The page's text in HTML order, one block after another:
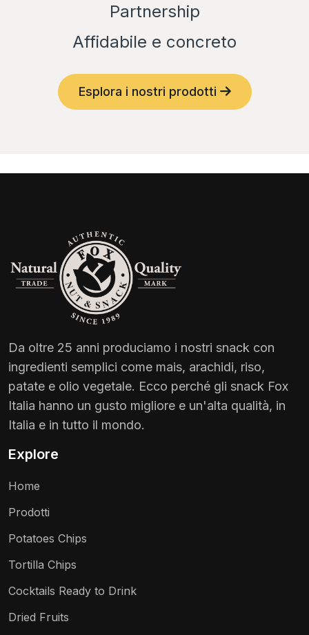
Partnership
Affidabile e concreto
Esplora i nostri prodotti
Da oltre 25 anni produciamo i nostri snack con
ingredienti semplici come mais, arachidi, riso,
patate e olio vegetale. Ecco perché gli snack Fox
Italia hanno un gusto migliore e un'alta qualità, in
Italia e in tutto il mondo.
Explore
Home
Prodotti
Potatoes Chips
Tortilla Chips
Cocktails Ready to Drink
Dried Fruits